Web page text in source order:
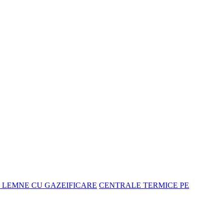
CU GAZEIFICARE CENTRALE TERMICE PE